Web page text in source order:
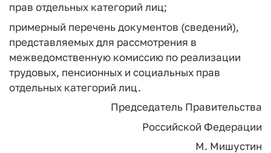
прав отдельных категорий лиц;
примерный перечень документов (сведений),
представляемых для рассмотрения в
межведомственную комиссию по реализации
трудовых, пенсионных и социальных прав
отдельных категорий лиц.
Председатель Правительства
Российской Федерации
М. Мишустин